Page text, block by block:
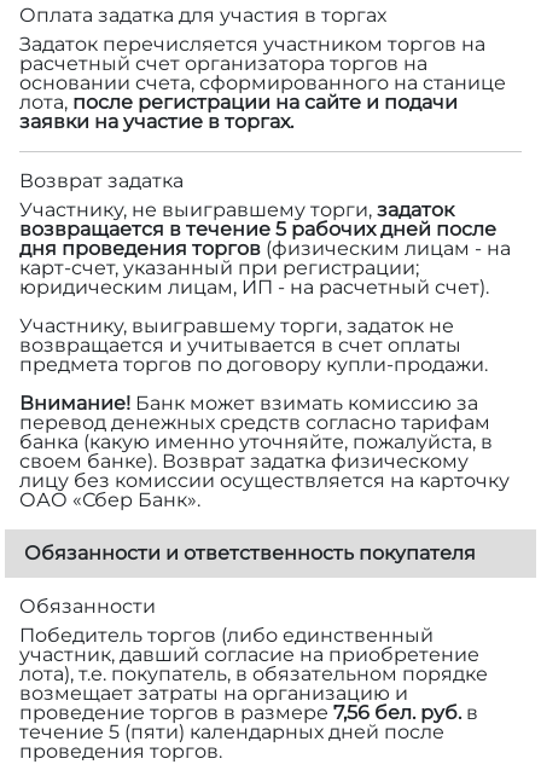
Оплата задатка для участия в торгах
Задаток перечисляется участником торгов на
расчетный счет организатора торгов на
основании счета, сформированного на станице
лота, после регистрации на сайте и подачи
заявки на участие в торгах.
Возврат задатка
Участнику, не выигравшему торги, задаток
возвращается в течение 5 рабочих дней после
дня проведения торгов (физическим лицам - на
карт-счет, указанный при регистрации;
юридическим лицам, ИП - на расчетный счет).
Участнику, выигравшему торги, задаток не
возвращается и учитывается в счет оплаты
предмета торгов по договору купли-продажи.
Внимание! Банк может взимать комиссию за
перевод денежных средств согласно тарифам
банка (какую именно уточняйте, пожалуйста, в
своем банке). Возврат задатка физическому
лицу без комиссии осуществляется на карточку
ОАО «Сбер Банк».
Обязанности и ответственность покупателя
Обязанности
Победитель торгов (либо единственный
участник, давший согласие на приобретение
лота), т.е. покупатель, в обязательном порядке
возмещает затраты на организацию и
проведение торгов в размере 7,56 бел. руб.в
течение 5 (пяти) календарных дней после
проведения торгов.